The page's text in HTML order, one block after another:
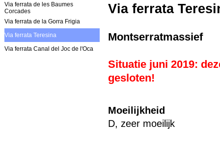
Via ferrata de les Baumes
Corcades
Via ferrata de la Gorra Frigia
Via ferrata Teresina
Via ferrata Canal del Joc de l'Oca
Via ferrata
Montserratmassief
Situatie juni 2019:
gesloten!
Moeilijkheid
D, zeer moeilijk